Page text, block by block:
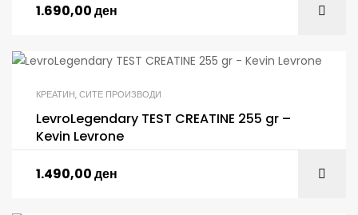
1.690,00ден
КРЕАТИН,СИТЕ ПРОИЗВОДИ
LevroLegendary TEST CREATINE 255 gr –
Kevin Levrone
1.490,00ден